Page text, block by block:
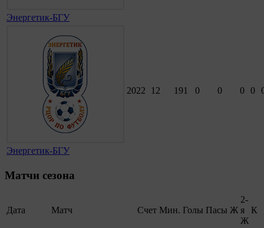
Энергетик-БГУ
Энергетик-БГУ
2022 12 191 0 0 0 0
Матчи сезона
Дата Матч Счет Мин. Голы Пасы Ж
2-
я
Ж
К